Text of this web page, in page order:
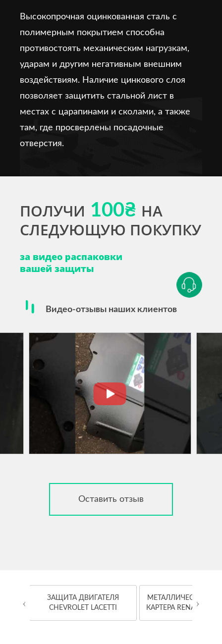
Высокопрочная оцинкованная сталь с
полимерным покрытием способна
противостоять механическим нагрузкам,
ударам и другим негативным внешним
воздействиям. Наличие цинкового слоя
позволяет защитить стальной лист в
местах с царапинами и сколами, а также
там, где просверлены посадочные
отверстия.
ПОЛУЧИ 100₴ НА
СЛЕДУЮЩУЮ ПОКУПКУ
за видео распаковки
вашей защиты
Видео-отзывы наших клиентов
Оставить отзыв
ЗАЩИТА ДВИГАТЕЛЯ
CHEVROLET LACETTI
МЕТАЛЛИЧЕСКАЯ
КАРТЕРА RENAULT
‹ ›